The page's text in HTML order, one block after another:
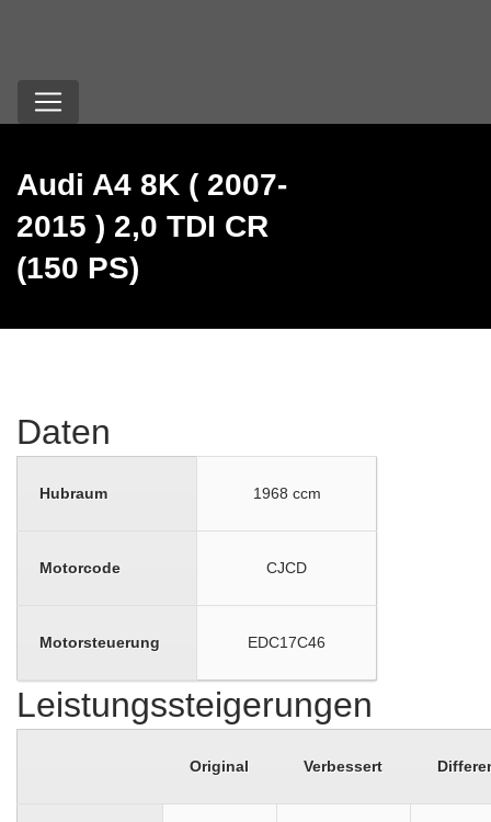
Audi A4 8K ( 2007-
2015 ) 2,0 TDI CR
(150 PS)
Daten
Hubraum 1968 ccm
Motorcode CJCD
Motorsteuerung EDC17C46
Leistungssteigerungen
Original Verbessert